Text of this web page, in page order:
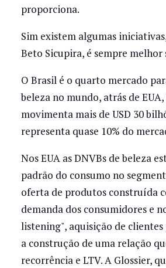
proporciona.
Sim existem algumas
Beto Sicupira, é sempre melhor
O Brasil é o quarto mercado
beleza no mundo, atrás de EUA,
movimenta mais de USD 30
representa quase 10% do
Nos EUA as DNVBs de beleza
padrão do consumo no
oferta de produtos construída
demanda dos consumidores e
listening", aquisição de
a construção de uma relação
recorrência e LTV. A Glossier,